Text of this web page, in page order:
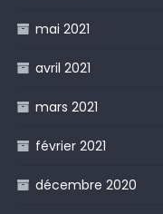
mai 2021
avril 2021
mars 2021
février 2021
décembre 2020